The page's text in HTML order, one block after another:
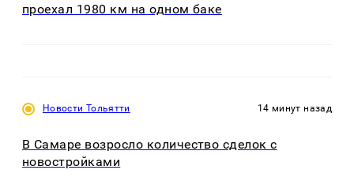
проехал 1980 км на одном баке
Новости Тольятти 14 минут назад
В Самаре возросло количество сделок с
новостройками